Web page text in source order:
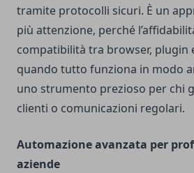
tramite protocolli sicuri. È un
più attenzione, perché
compatibilità tra browser, plugin
quando tutto funziona in modo
uno strumento prezioso per chi
clienti o comunicazioni regolari.
Automazione avanzata per
aziende